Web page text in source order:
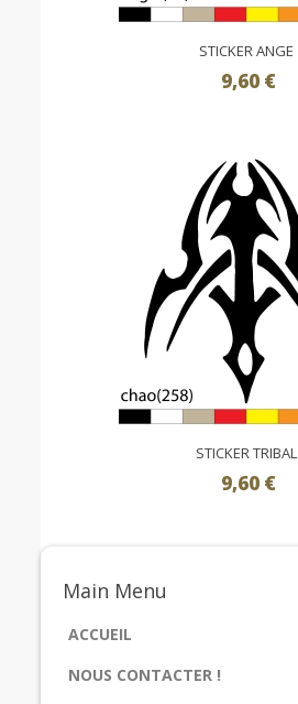
STICKER ANGE
9,60 €
STICKER TRIBAL
9,60 €
Main Menu
ACCUEIL
NOUS CONTACTER !